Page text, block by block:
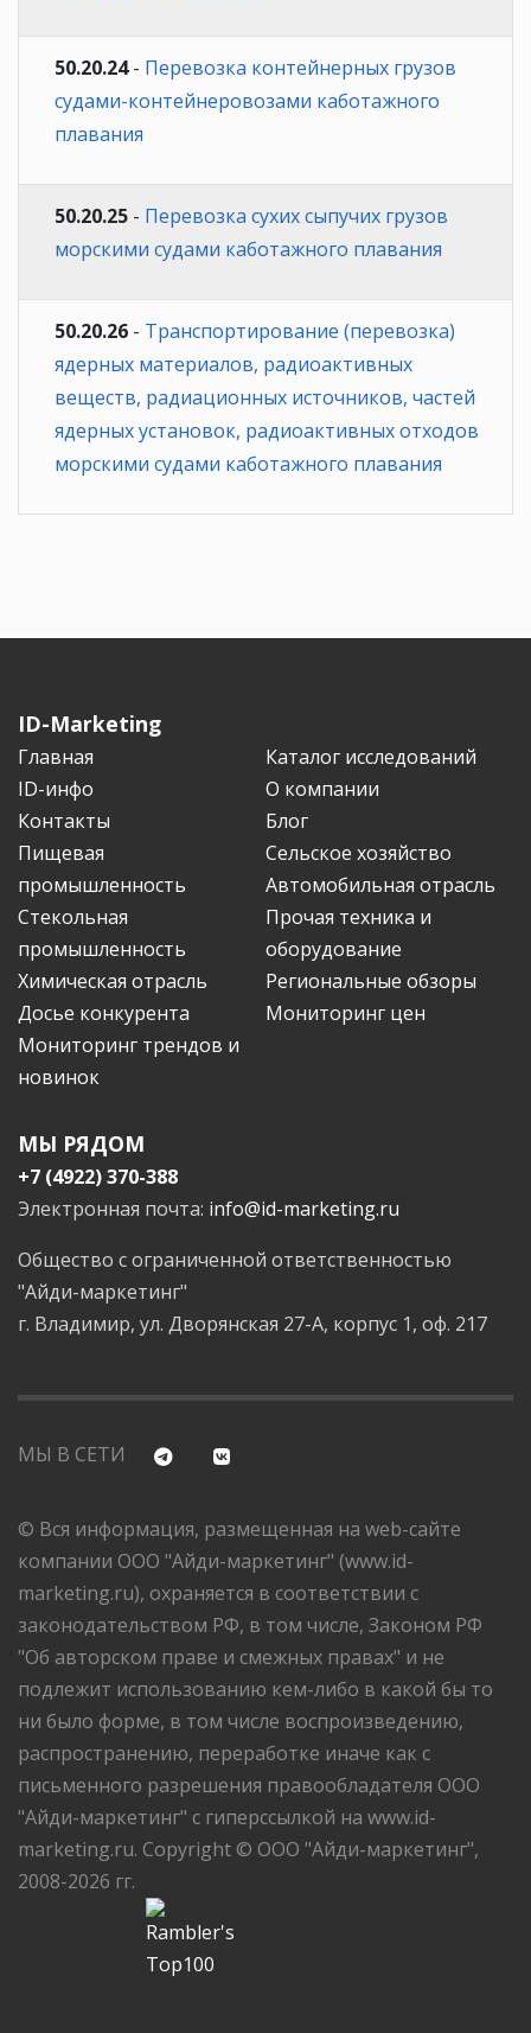
50.20.24- Перевозка контейнерных грузов
судами-контейнеровозами каботажного
плавания
50.20.25 - Перевозка сухих сыпучих грузов
морскими судами каботажного плавания
50.20.26 - Транспортирование (перевозка)
ядерных материалов, радиоактивных
веществ, радиационных источников, частей
ядерных установок, радиоактивных отходов
морскими судами каботажного плавания
ID-Marketing
Главная
Каталог исследований
ID-инфо
О компании
Контакты
Блог
Пищевая
промышленность
Сельское хозяйство
Автомобильная отрасль
Стекольная
промышленность
Прочая техника и
оборудование
Химическая отрасль
Региональные обзоры
Досье конкурента
Мониторинг цен
Мониторинг трендов и
новинок
МЫ РЯДОМ
+7 (4922) 370-388
Электронная почта: info@id-marketing.ru
Общество с ограниченной ответственностью
"Айди-маркетинг"
г. Владимир, ул. Дворянская 27-А, корпус 1, оф. 217
МЫ В СЕТИ
© Вся информация, размещенная на web-сайте
компании ООО "Айди-маркетинг" (www.id-
marketing.ru), охраняется в соответствии с
законодательством РФ, в том числе, Законом РФ
"Об авторском праве и смежных правах" и не
подлежит использованию кем-либо в какой бы то
ни было форме, в том числе воспроизведению,
распространению, переработке иначе как с
письменного разрешения правообладателя ООО
"Айди-маркетинг" с гиперссылкой на www.id-
marketing.ru. Copyright © ООО "Айди-маркетинг",
2008-2026 гг.